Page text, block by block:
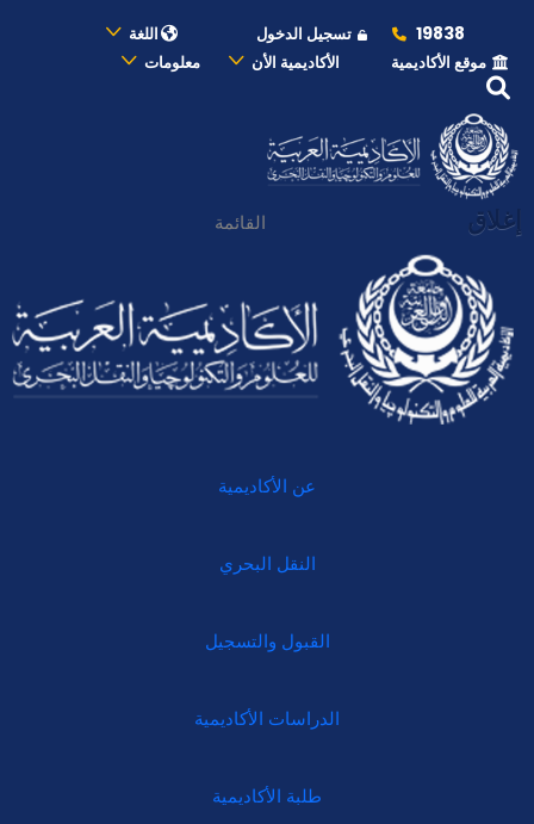
19838 تسجيل الدخول
اللغة
موقع الأكاديمية
الأكاديمية الأن معلومات
إغلاق القائمة
عن الأكاديمية
النقل البحري
القبول والتسجيل
الدراسات الأكاديمية
طلبة الأكاديمية